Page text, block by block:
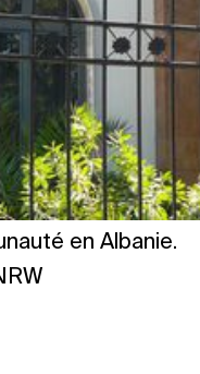
en Albanie.